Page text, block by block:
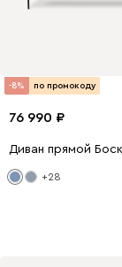
-8% по промокоду
76 990
Диван прямой
+28